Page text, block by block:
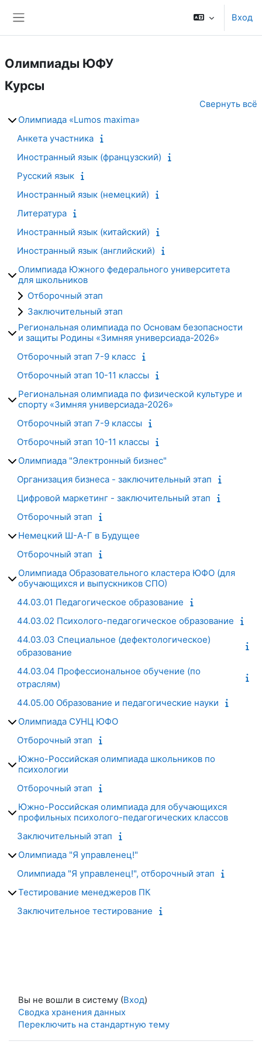
Вход
Олимпиады ЮФУ
Курсы
Свернуть всё
Олимпиада «Lumos maxima»
Анкета участника
Иностранный язык (французский)
Русский язык
Иностранный язык (немецкий)
Литература
Иностранный язык (китайский)
Иностранный язык (английский)
Олимпиада Южного федерального университета
для школьников
Отборочный этап
Заключительный этап
Региональная олимпиада по Основам безопасности
и защиты Родины «Зимняя универсиада-2026»
Отборочный этап 7-9 класс
Отборочный этап 10-11 классы
Региональная олимпиада по физической культуре и
спорту «Зимняя универсиада-2026»
Отборочный этап 7-9 классы
Отборочный этап 10-11 классы
Олимпиада "Электронный бизнес"
Организация бизнеса - заключительный этап
Цифровой маркетинг - заключительный этап
Отборочный этап
Немецкий Ш-А-Г в Будущее
Отборочный этап
Олимпиада Образовательного кластера ЮФО (для
обучающихся и выпускников СПО)
44.03.01 Педагогическое образование
44.03.02 Психолого-педагогическое образование
44.03.03 Специальное (дефектологическое)
образование
44.03.04 Профессиональное обучение (по
отраслям)
44.05.00 Образование и педагогические науки
Олимпиада СУНЦ ЮФО
Отборочный этап
Южно-Российская олимпиада школьников по
психологии
Отборочный этап
Южно-Российская олимпиада для обучающихся
профильных психолого-педагогических классов
Заключительный этап
Олимпиада "Я управленец!"
Олимпиада "Я управленец!", отборочный этап
Тестирование менеджеров ПК
Заключительное тестирование
Вы не вошли в систему (Вход)
Сводка хранения данных
Переключить на стандартную тему